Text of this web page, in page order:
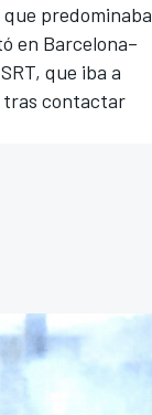
que predominaba
en Barcelona–
que iba a
tras contactar